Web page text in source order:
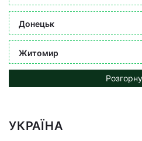
Донецьк
Житомир
УКРАЇНА